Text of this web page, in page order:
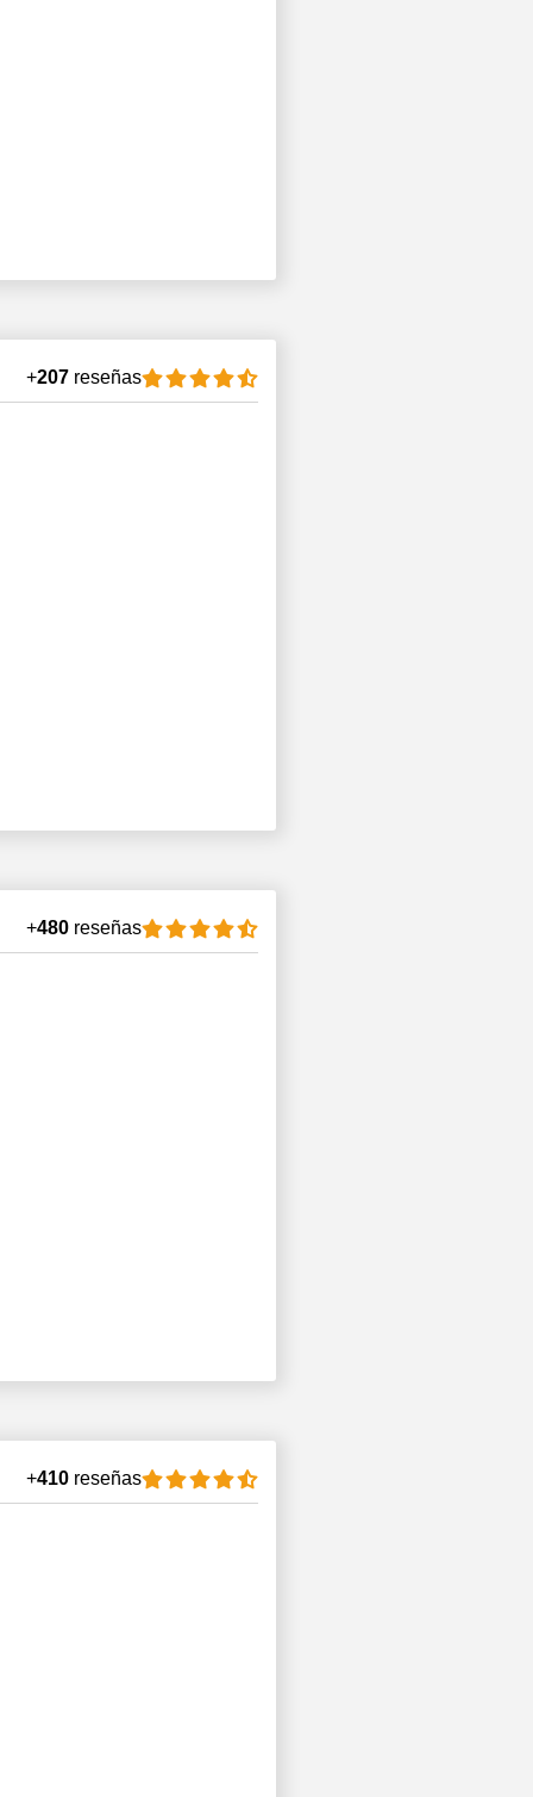
+207 reseñas
+480 reseñas
+410 reseñas